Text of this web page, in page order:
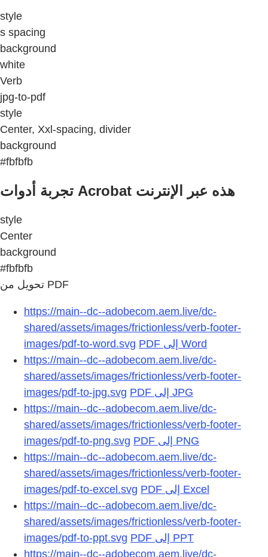
style
s spacing
background
white
Verb
jpg-to-pdf
style
Center, Xxl-spacing, divider
background
#fbfbfb
تجربة أدوات Acrobat هذه عبر الإنترنت
style
Center
background
#fbfbfb
تحويل من PDF
https://main--dc--adobecom.aem.live/dc-
shared/assets/images/frictionless/verb-footer-
images/pdf-to-word.svg
https://main--dc--adobecom.aem.live/dc-
shared/assets/images/frictionless/verb-footer-
images/pdf-to-jpg.svg
https://main--dc--adobecom.aem.live/dc-
shared/assets/images/frictionless/verb-footer-
images/pdf-to-png.svg
https://main--dc--adobecom.aem.live/dc-
shared/assets/images/frictionless/verb-footer-
images/pdf-to-excel.svg
https://main--dc--adobecom.aem.live/dc-
shared/assets/images/frictionless/verb-footer-
images/pdf-to-ppt.svg
https://main--dc--adobecom.aem.live/dc-